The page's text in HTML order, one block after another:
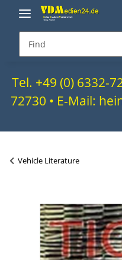
Tel. +49 (0) 6332-
72730 • E-Mail:
Vehicle Literature